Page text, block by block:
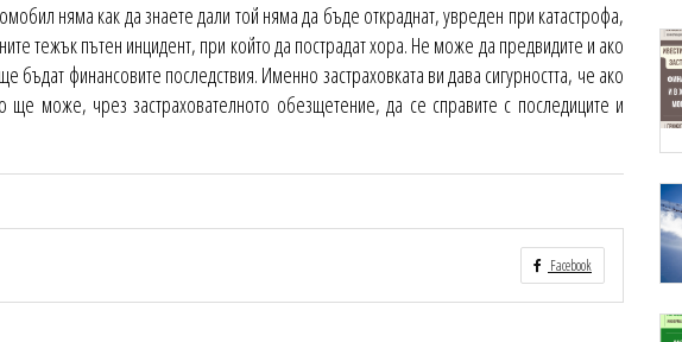
няма как да знаете дали той няма да бъде откраднат, увреден при катастрофа,
тежък пътен инцидент, при който да пострадат хора. Не може да предвидите и ако
бъдат финансовите последствия. Именно застраховката ви дава сигурността, че ако
ще може, чрез застрахователното обезщетение, да се справите с последиците и
Facebook